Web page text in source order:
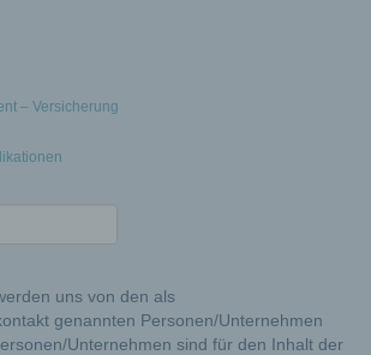
– Versicherung
uns von den als
genannten Personen/Unternehmen
Unternehmen sind für den Inhalt der